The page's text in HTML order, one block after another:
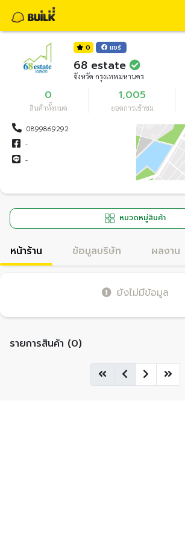
0 แชร์
68 estate
จังหวัด กรุงเทพมหานคร
0
สินค้าทั้งหมด
1,005
ยอดการเข้าชม
0899869292
-
-
หมวดหมู่สินค้า
หน้าร้าน ข้อมูลบริษัท ผลงาน
ยังไม่มีข้อมูล
รายการสินค้า (0)